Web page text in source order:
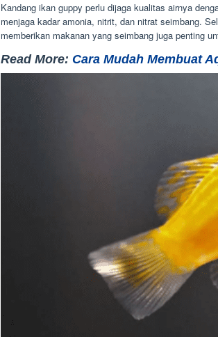
Kandang ikan guppy perlu dijaga kualitas airnya
menjaga kadar amonia, nitrit, dan nitrat seimbang.
memberikan makanan yang seimbang juga penting
Read More: Cara Mudah Membuat